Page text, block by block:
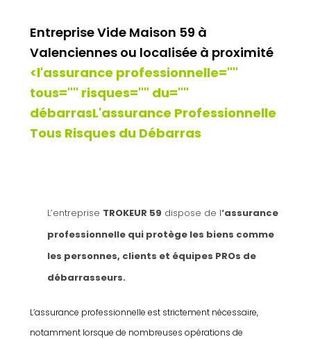
Entreprise Vide Maison 59 à
Valenciennes ou localisée à proximité
<l'assurance professionnelle=""
tous="" risques="" du=""
débarrasL'assurance Professionnelle
Tous Risques du Débarras
L’entreprise TROKEUR 59 dispose de l‘assurance
professionnelle qui protège les biens comme
les personnes, clients et équipes PROs de
débarrasseurs.
L’assurance professionnelle est strictement nécessaire,
notamment lorsque de nombreuses opérations de